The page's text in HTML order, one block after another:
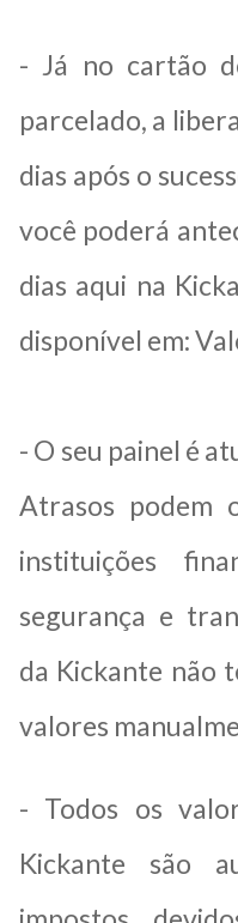
- Já no cartão
parcelado, a
dias após o
você poderá
dias aqui na
disponível em:
- O seu painel é
Atrasos podem
instituições
segurança e
da Kickante não
valores
- Todos os
Kickante são